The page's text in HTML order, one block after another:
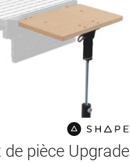
pièce Upgrade